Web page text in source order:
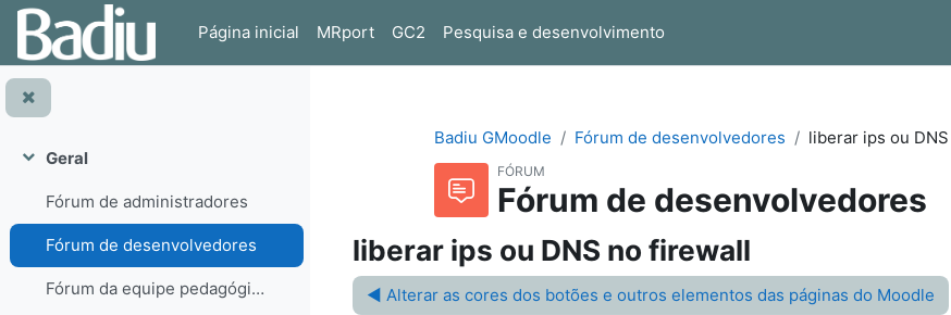
Ir para o conteúdo principal
Página inicial
MRport GC2 Pesquisa e desenvolvimento
Contrair
Geral
Fórum de administradores
Fórum de desenvolvedores
Fórum da equipe pedagógica
Badiu GMoodle Fórum de desenvolvedores liberar ips ou
FÓRUM
Fórum de desenvolvedores
liberar ips ou DNS no firewall
◀︎ Alterar as cores dos botões e outros elementos das páginas do Moodle